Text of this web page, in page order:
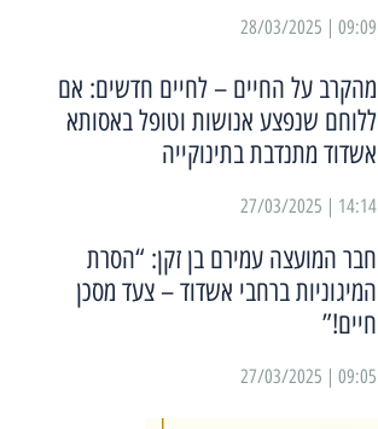
09:09 | 28/03/2025
מהקרב על החיים – לחיים חדשים: אם
ללוחם שנפצע אנושות וטופל באסותא
אשדוד מתנדבת בתינוקייה
14:14 | 27/03/2025
חבר המועצה עמירם בן זקן: “הסרת
המיגוניות ברחבי אשדוד – צעד מסכן
חיים!”
09:05 | 27/03/2025